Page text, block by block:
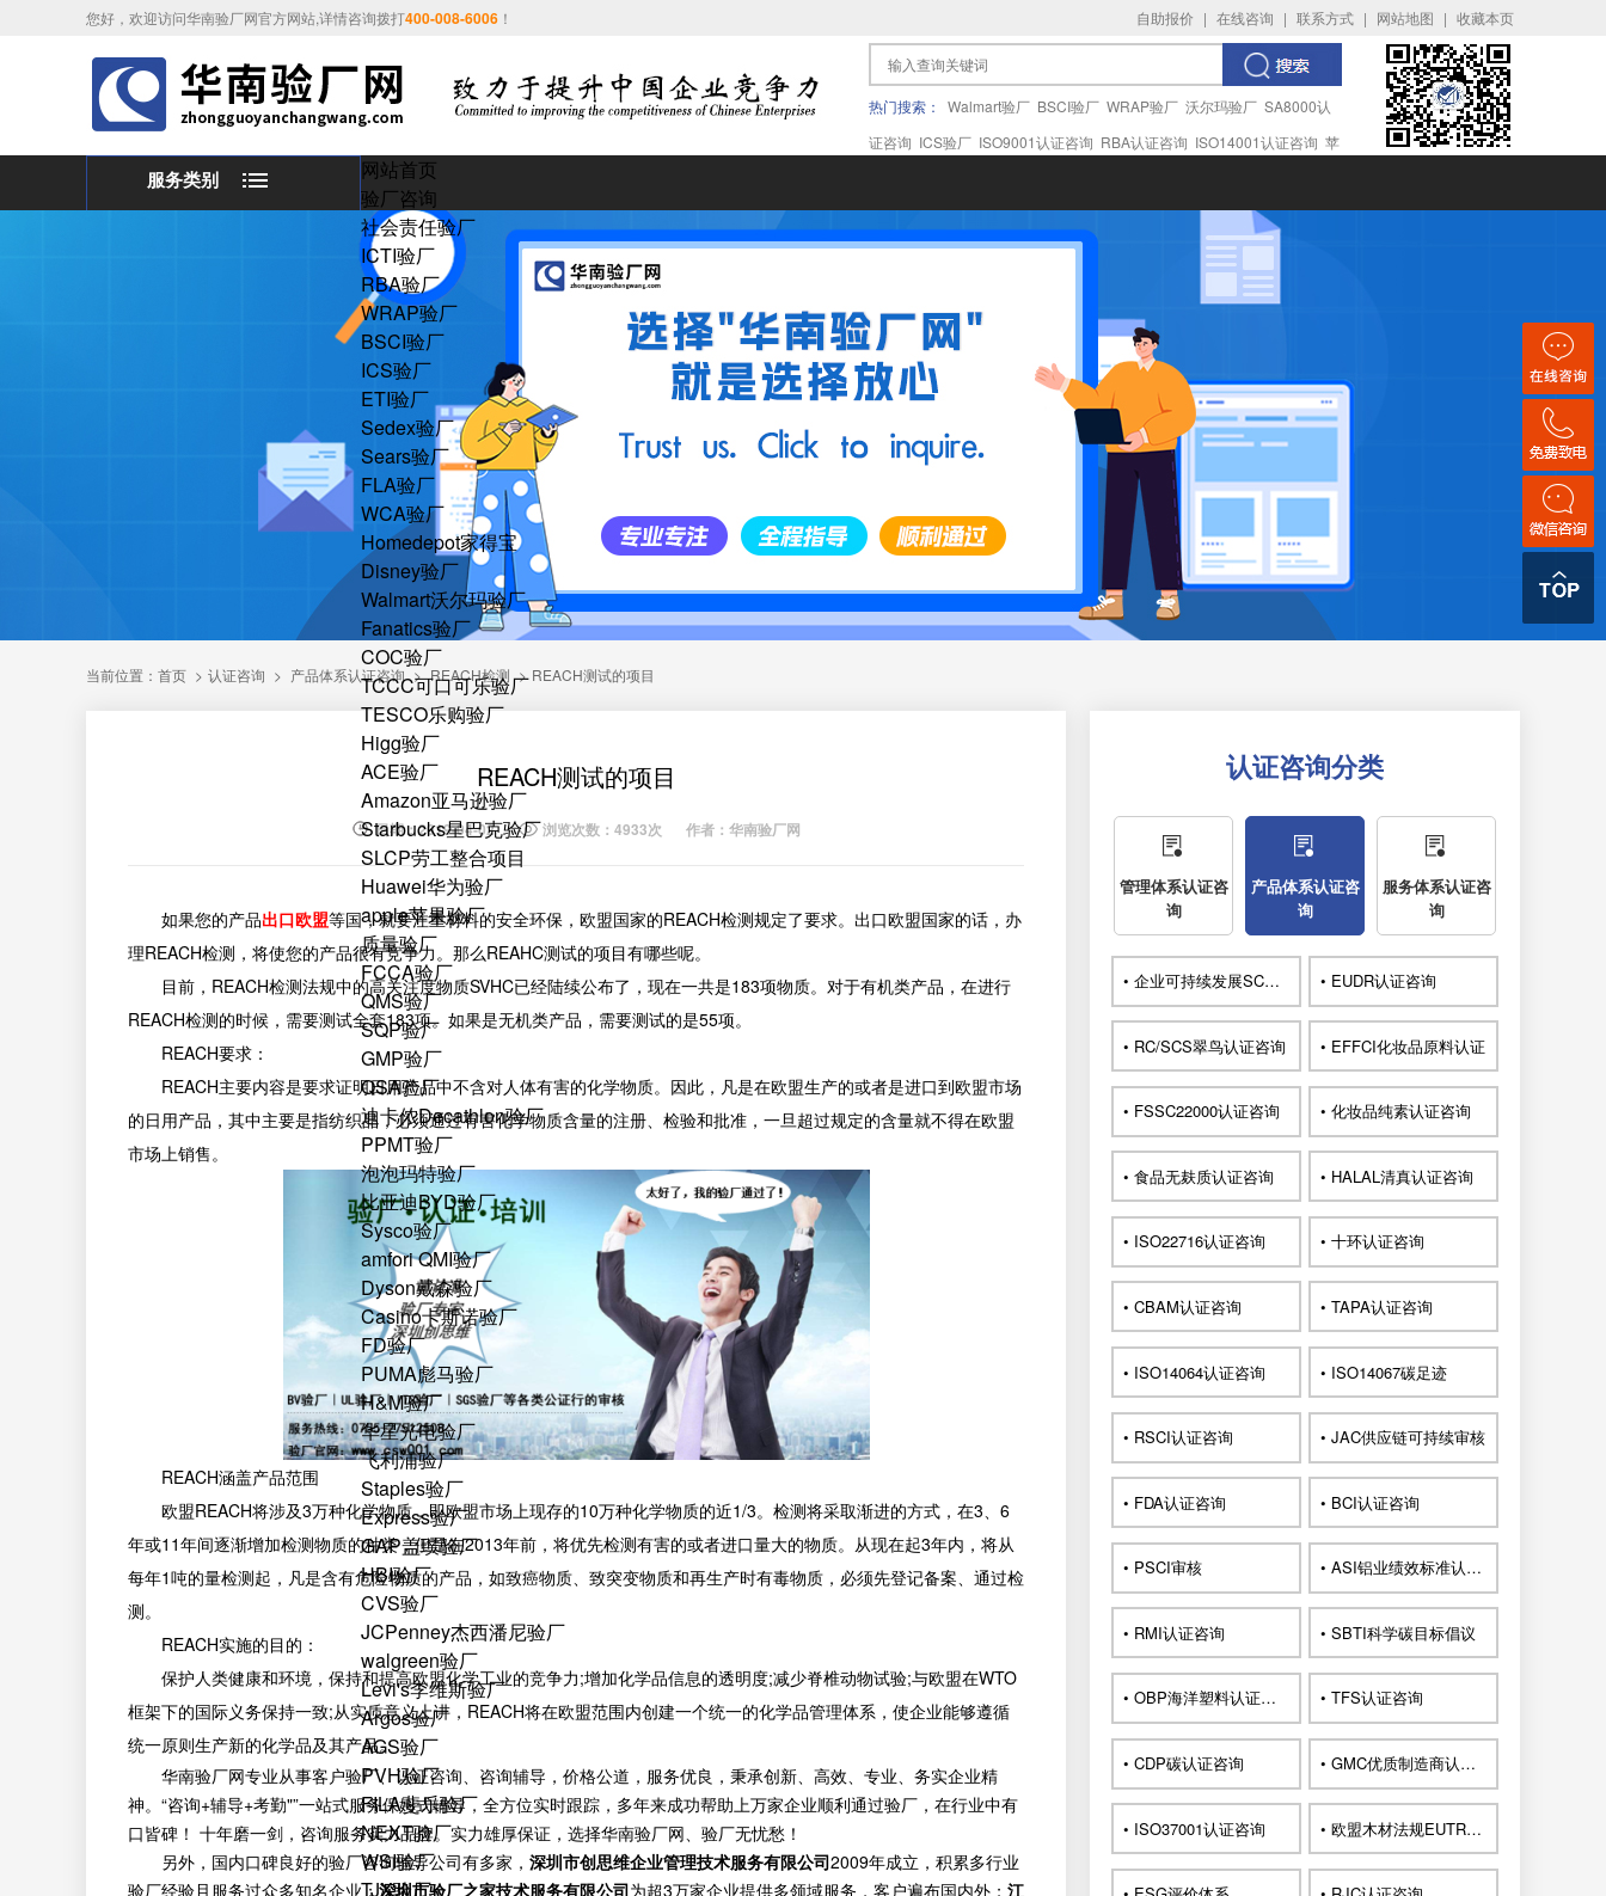
自助报价 | 在线咨询 | 联系方式 | 网站地图 | 收藏本页
您好，欢迎访问华南验厂网官方网站,详情咨询拨打400-008-6006 ！
热门搜索： Walmart验厂 BSCI验厂 WRAP验厂 沃尔玛验厂 SA8000认
证咨询 ICS验厂 ISO9001认证咨询 RBA认证咨询 ISO14001认证咨询 苹
服务类别
网站首页
验厂咨询
社会责任验厂
ICTI验厂
RBA验厂
WRAP验厂
BSCI验厂
ICS验厂
ETI验厂
Sedex验厂
Sears验厂
FLA验厂
WCA验厂
Homedepot家得宝
Disney验厂
Walmart沃尔玛验厂
Fanatics验厂
COC验厂
TCCC可口可乐验厂
TESCO乐购验厂
Higg验厂
ACE验厂
Amazon亚马逊验厂
Starbucks星巴克验厂
SLCP劳工整合项目
Huawei华为验厂
apple苹果验厂
质量验厂
FCCA验厂
QMS验厂
SQP验厂
GMP验厂
QSA验厂
迪卡侬Decathlon验厂
PPMT验厂
泡泡玛特验厂
比亚迪BYD验厂
Sysco验厂
amfori QMI验厂
Dyson戴森验厂
Casino卡斯诺验厂
FD验厂
PUMA彪马验厂
H&M验厂
华星光电验厂
飞利浦验厂
Staples验厂
Express验厂
GAP盖璞验厂
HBI验厂
CVS验厂
JCPenney杰西潘尼验厂
walgreen验厂
Levi's李维斯验厂
Argos验厂
AGS验厂
PVH验厂
FILA斐乐验厂
NEXT验厂
WSI验厂
TJX验厂
当前位置： 首页 > 认证咨询 > 产品体系认证咨询 > REACH检测 > REACH测试的项目
REACH测试的项目
日期：2019-04-02 浏览次数：4933次 作者：华南验厂网
如果您的产品出口欧盟等国，就要注重材料的安全环保，欧盟国家的REACH检测规定了要求。出口欧盟国家的话，办
理REACH检测，将使您的产品很有竞争力。那么REAHC测试的项目有哪些呢。
目前，REACH检测法规中的高关注度物质SVHC已经陆续公布了，现在一共是183项物质。对于有机类产品，在进行
REACH检测的时候，需要测试全套183项。如果是无机类产品，需要测试的是55项。
REACH要求：
REACH主要内容是要求证明日用产品中不含对人体有害的化学物质。因此，凡是在欧盟生产的或者是进口到欧盟市场
的日用产品，其中主要是指纺织品，必须通过有害化学物质含量的注册、检验和批准，一旦超过规定的含量就不得在欧盟
市场上销售。
REACH涵盖产品范围
欧盟REACH将涉及3万种化学物质，即欧盟市场上现存的10万种化学物质的近1/3。检测将采取渐进的方式，在3、6
年或11年间逐渐增加检测物质的种类，但是在2013年前，将优先检测有害的或者进口量大的物质。从现在起3年内，将从
每年1吨的量检测起，凡是含有危险物质的产品，如致癌物质、致突变物质和再生产时有毒物质，必须先登记备案、通过检
测。
REACH实施的目的：
保护人类健康和环境，保持和提高欧盟化学工业的竞争力;增加化学品信息的透明度;减少脊椎动物试验;与欧盟在WTO
框架下的国际义务保持一致;从实质意义上讲，REACH将在欧盟范围内创建一个统一的化学品管理体系，使企业能够遵循
统一原则生产新的化学品及其产品。
华南验厂网专业从事客户验厂、认证咨询、咨询辅导，价格公道，服务优良，秉承创新、高效、专业、务实企业精
神。“咨询+辅导+考勤"”一站式服务保姆式辅导，全方位实时跟踪，多年来成功帮助上万家企业顺利通过验厂，在行业中有
口皆碑！ 十年磨一剑，咨询服务实力品牌。实力雄厚保证，选择华南验厂网、验厂无忧愁！
另外，国内口碑良好的验厂咨询辅导公司有多家， 深圳市创思维企业管理技术服务有限公司2009年成立，积累多行业
验厂经验且服务过众多知名企业；深圳市验厂之家技术服务有限公司为超3万家企业提供多领域服务，客户遍布国内外； 江
认证咨询分类
管理体系认证咨
询
产品体系认证咨
询
服务体系认证咨
询
• 企业可持续发展SCORE认证咨询 • EUDR认证咨询
• RC/SCS翠鸟认证咨询 • EFFCI化妆品原料认证
• FSSC22000认证咨询 • 化妆品纯素认证咨询
• 食品无麸质认证咨询 • HALAL清真认证咨询
• ISO22716认证咨询 • 十环认证咨询
• CBAM认证咨询 • TAPA认证咨询
• ISO14064认证咨询 • ISO14067碳足迹
• RSCI认证咨询 • JAC供应链可持续审核
• FDA认证咨询 • BCI认证咨询
• PSCI审核 • ASI铝业绩效标准认证咨询
• RMI认证咨询 • SBTI科学碳目标倡议
• OBP海洋塑料认证咨询 • TFS认证咨询
• CDP碳认证咨询 • GMC优质制造商认证咨询
• ISO37001认证咨询 • 欧盟木材法规EUTR认证咨询